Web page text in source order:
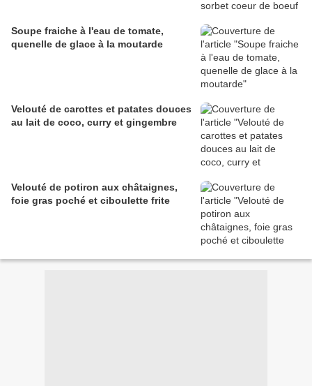
Soupe fraiche à l'eau de tomate,
quenelle de glace à la moutarde
Velouté de carottes et patates douces
au lait de coco, curry et gingembre
Velouté de potiron aux châtaignes,
foie gras poché et ciboulette frite